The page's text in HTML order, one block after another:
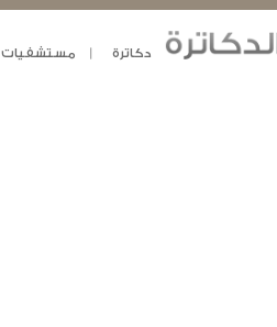
دكاترة مستشفيات